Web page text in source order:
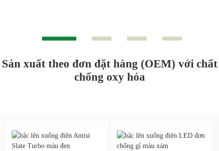
Sản xuất theo đơn đặt hàng (OEM) với chất
chống oxy hóa